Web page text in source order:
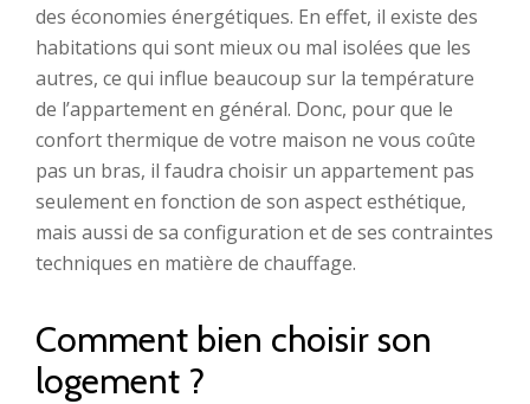
des économies énergétiques. En effet, il existe des
habitations qui sont mieux ou mal isolées que les
autres, ce qui influe beaucoup sur la température
de l’appartement en général. Donc, pour que le
confort thermique de votre maison ne vous coûte
pas un bras, il faudra choisir un appartement pas
seulement en fonction de son aspect esthétique,
mais aussi de sa configuration et de ses contraintes
techniques en matière de chauffage.
Comment bien choisir son
logement ?